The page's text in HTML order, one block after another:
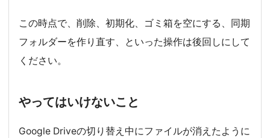
この時点で、削除、初期化、ゴミ箱を空にする、同期
フォルダーを作り直す、といった操作は後回しにして
ください。
やってはいけないこと
Google Driveの切り替え中にファイルが消えたように